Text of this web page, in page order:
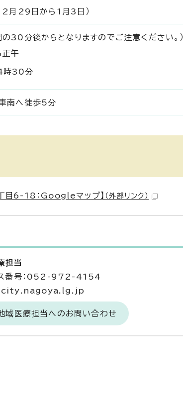
12月29日から1月3日）
30分後からとなりますのでご注意ください。）
午
時30分
車南へ徒歩5分
目6-18：Googleマップ】 （外部リンク）
担当
番号：052-972-4154
域医療担当へのお問い合わせ